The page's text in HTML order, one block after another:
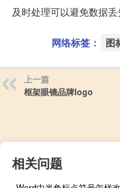
及时处理可以避免数据丢
网络标签： 图
上一篇
框架眼镜品牌logo
相关问题